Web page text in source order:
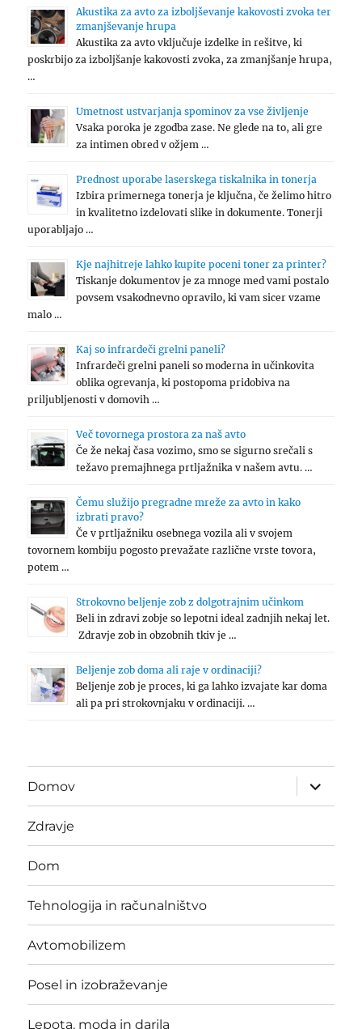
Akustika za avto za izboljševanje kakovosti zvoka ter
zmanjševanje hrupa
Akustika za avto vključuje izdelke in rešitve, ki
poskrbijo za izboljšanje kakovosti zvoka, za zmanjšanje hrupa,
…
Umetnost ustvarjanja spominov za vse življenje
Vsaka poroka je zgodba zase. Ne glede na to, ali gre
za intimen obred v ožjem …
Prednost uporabe laserskega tiskalnika in tonerja
Izbira primernega tonerja je ključna, če želimo hitro
in kvalitetno izdelovati slike in dokumente. Tonerji
uporabljajo …
Kje najhitreje lahko kupite poceni toner za printer?
Tiskanje dokumentov je za mnoge med vami postalo
povsem vsakodnevno opravilo, ki vam sicer vzame
malo …
Kaj so infrardeči grelni paneli?
Infrardeči grelni paneli so moderna in učinkovita
oblika ogrevanja, ki postopoma pridobiva na
priljubljenosti v domovih …
Več tovornega prostora za naš avto
Če že nekaj časa vozimo, smo se sigurno srečali s
težavo premajhnega prtljažnika v našem avtu. …
Čemu služijo pregradne mreže za avto in kako
izbrati pravo?
Če v prtljažniku osebnega vozila ali v svojem
tovornem kombiju pogosto prevažate različne vrste tovora,
potem …
Strokovno beljenje zob z dolgotrajnim učinkom
Beli in zdravi zobje so lepotni ideal zadnjih nekaj let.
Zdravje zob in obzobnih tkiv je …
Beljenje zob doma ali raje v ordinaciji?
Beljenje zob je proces, ki ga lahko izvajate kar doma
ali pa pri strokovnjaku v ordinaciji. …
Domov
expand
child
menu
Zdravje
Dom
Tehnologija in računalništvo
Avtomobilizem
Posel in izobraževanje
Lepota, moda in darila